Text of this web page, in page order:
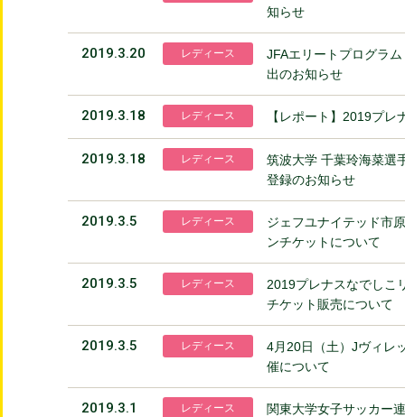
知らせ
2019.3.20 レディース
JFAエリートプログラ
出のお知らせ
2019.3.18 レディース 【レポート】2019プ
2019.3.18 レディース
筑波大学 千葉玲海菜選
登録のお知らせ
2019.3.5 レディース
ジェフユナイテッド市
ンチケットについて
2019.3.5 レディース
2019プレナスなでしこ
チケット販売について
2019.3.5 レディース
4月20日（土）Jヴィレ
催について
2019.3.1 レディース
関東大学女子サッカー